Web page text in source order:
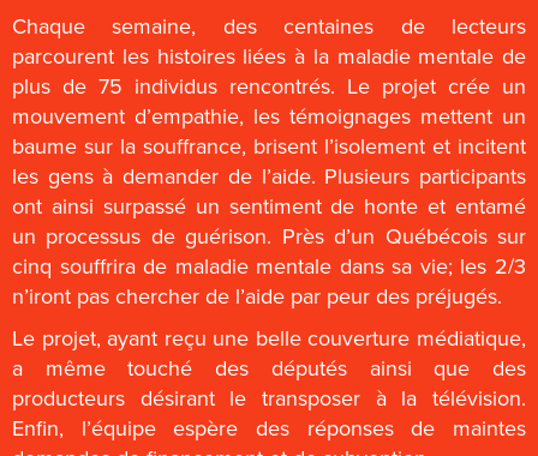
Chaque semaine, des centaines de lecteurs
parcourent les histoires liées à la maladie mentale de
plus de 75 individus rencontrés. Le projet crée un
mouvement d’empathie, les témoignages mettent un
baume sur la souffrance, brisent l’isolement et incitent
les gens à demander de l’aide. Plusieurs participants
ont ainsi surpassé un sentiment de honte et entamé
un processus de guérison. Près d’un Québécois sur
cinq souffrira de maladie mentale dans sa vie; les 2/3
n’iront pas chercher de l’aide par peur des préjugés.
Le projet, ayant reçu une belle couverture médiatique,
a même touché des députés ainsi que des
producteurs désirant le transposer à la télévision.
Enfin, l’équipe espère des réponses de maintes